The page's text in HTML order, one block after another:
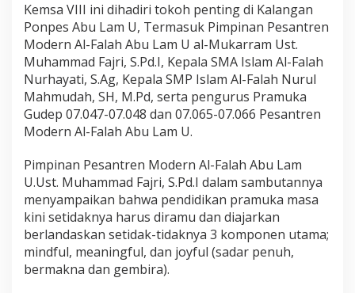
Kemsa VIII ini dihadiri tokoh penting di Kalangan
Ponpes Abu Lam U, Termasuk Pimpinan Pesantren
Modern Al-Falah Abu Lam U al-Mukarram Ust.
Muhammad Fajri, S.Pd.I, Kepala SMA Islam Al-Falah
Nurhayati, S.Ag, Kepala SMP Islam Al-Falah Nurul
Mahmudah, SH, M.Pd, serta pengurus Pramuka
Gudep 07.047-07.048 dan 07.065-07.066 Pesantren
Modern Al-Falah Abu Lam U.
Pimpinan Pesantren Modern Al-Falah Abu Lam
U.Ust. Muhammad Fajri, S.Pd.I dalam sambutannya
menyampaikan bahwa pendidikan pramuka masa
kini setidaknya harus diramu dan diajarkan
berlandaskan setidak-tidaknya 3 komponen utama;
mindful, meaningful, dan joyful (sadar penuh,
bermakna dan gembira).